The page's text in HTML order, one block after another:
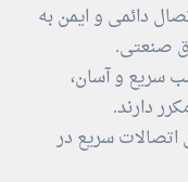
دائمی و ایمن به
صنعتی.
سریع و آسان،
دارند.
اتصالات سریع در